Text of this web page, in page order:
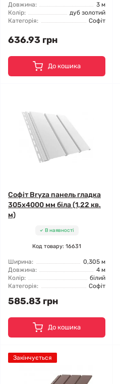
Довжина:
3 м
Колір:
дуб золотий
Категорія:
Софіт
636.93 грн
До кошика
Софіт Bryza панель гладка
305х4000 мм біла (1,22 кв.
м)
В наявності
Код товару: 16631
Ширина:
0,305 м
Довжина:
4 м
Колір:
білий
Категорія:
Софіт
585.83 грн
До кошика
Закінчується